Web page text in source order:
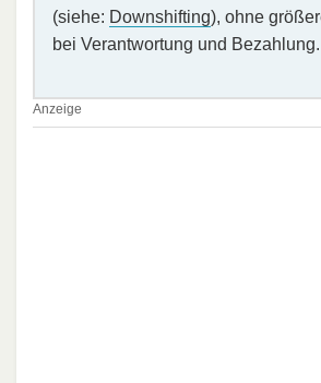
(siehe: Downshifting), ohne
bei Verantwortung und Bezahlung.
Anzeige